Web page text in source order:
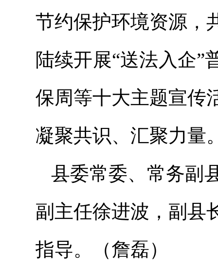
节约保护环境资源，
陆续开展“送法入企”
保周等十大主题宣传
凝聚共识、汇聚力量
县委常委、常务副
副主任徐进波，副县
指导。（詹磊）